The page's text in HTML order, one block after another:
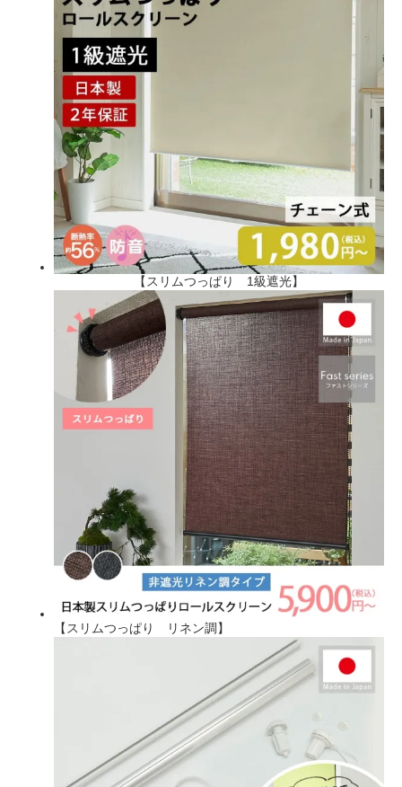
【スリムつっぱり 1級遮光】
【スリムつっぱり リネン調】